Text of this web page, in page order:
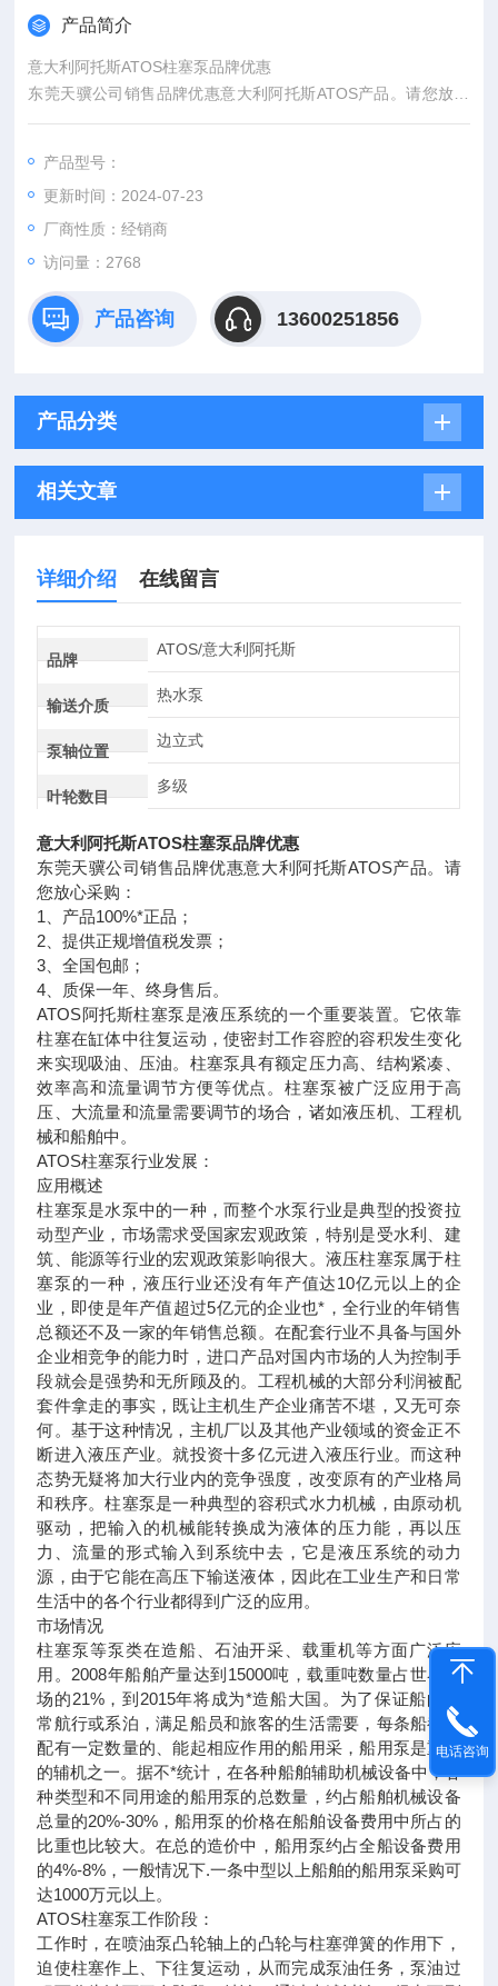
产品简介
意大利阿托斯ATOS柱塞泵品牌优惠
东莞天骥公司销售品牌优惠意大利阿托斯ATOS产品。请您放心
采购：
2、提供正规增值税发票；
3、全国包邮；
4、质保一年、终身售后。
产品型号：
更新时间：2024-07-23
厂商性质：经销商
访问量：2768
产品咨询 13600251856
产品分类
相关文章
详细介绍 在线留言
品牌
ATOS/意大利阿托斯
输送介质
热水泵
泵轴位置
边立式
叶轮数目
多级
意大利阿托斯ATOS柱塞泵品牌优惠
东莞天骥公司销售品牌优惠意大利阿托斯ATOS产品。请
您放心采购：
1、产品100%*正品；
2、提供正规增值税发票；
3、全国包邮；
4、质保一年、终身售后。
ATOS阿托斯柱塞泵是液压系统的一个重要装置。它依靠
柱塞在缸体中往复运动，使密封工作容腔的容积发生变化
来实现吸油、压油。柱塞泵具有额定压力高、结构紧凑、
效率高和流量调节方便等优点。柱塞泵被广泛应用于高
压、大流量和流量需要调节的场合，诸如液压机、工程机
械和船舶中。
ATOS柱塞泵行业发展：
应用概述
柱塞泵是水泵中的一种，而整个水泵行业是典型的投资拉
动型产业，市场需求受国家宏观政策，特别是受水利、建
筑、能源等行业的宏观政策影响很大。液压柱塞泵属于柱
塞泵的一种，液压行业还没有年产值达10亿元以上的企
业，即使是年产值超过5亿元的企业也*，全行业的年销售
总额还不及一家的年销售总额。在配套行业不具备与国外
企业相竞争的能力时，进口产品对国内市场的人为控制手
段就会是强势和无所顾及的。工程机械的大部分利润被配
套件拿走的事实，既让主机生产企业痛苦不堪，又无可奈
何。基于这种情况，主机厂以及其他产业领域的资金正不
断进入液压产业。就投资十多亿元进入液压行业。而这种
态势无疑将加大行业内的竞争强度，改变原有的产业格局
和秩序。柱塞泵是一种典型的容积式水力机械，由原动机
驱动，把输入的机械能转换成为液体的压力能，再以压
力、流量的形式输入到系统中去，它是液压系统的动力
源，由于它能在高压下输送液体，因此在工业生产和日常
生活中的各个行业都得到广泛的应用。
市场情况
柱塞泵等泵类在造船、石油开采、载重机等方面广泛应
用。2008年船舶产量达到15000吨，载重吨数量占世界市
场的21%，到2015年将成为*造船大国。为了保证船的正
常航行或系泊，满足船员和旅客的生活需要，每条船都要
配有一定数量的、能起相应作用的船用采，船用泵是重要
的辅机之一。据不*统计，在各种船舶辅助机械设备中，各
种类型和不同用途的船用泵的总数量，约占船舶机械设备
总量的20%-30%，船用泵的价格在船舶设备费用中所占的
比重也比较大。在总的造价中，船用泵约占全船设备费用
的4%-8%，一般情况下.一条中型以上船舶的船用泵采购可
达1000万元以上。
ATOS柱塞泵工作阶段：
工作时，在喷油泵凸轮轴上的凸轮与柱塞弹簧的作用下，
迫使柱塞作上、下往复运动，从而完成泵油任务，泵油过
电话咨询